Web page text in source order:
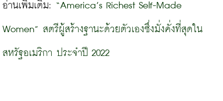
อ่านเพิ่มเติม: “America’s Richest Self-Made
Women” สตรีผู้สร้างฐานะด้วยตัวเองซึ่งมั่งคั่งที่สุดใน
สหรัฐอเมริกา ประจำปี 2022